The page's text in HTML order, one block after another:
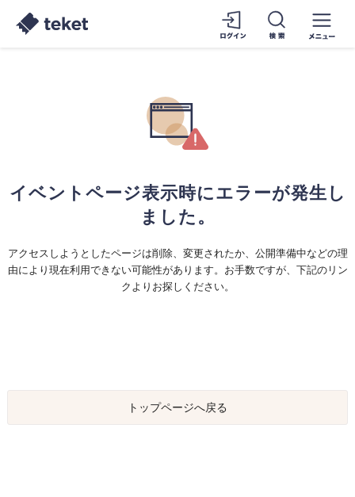
イベントページ表示時にエラーが発生し
ました。
アクセスしようとしたページは削除、変更されたか、公開準備中などの理
由により現在利用できない可能性があります。お手数ですが、下記のリン
クよりお探しください。
トップページへ戻る